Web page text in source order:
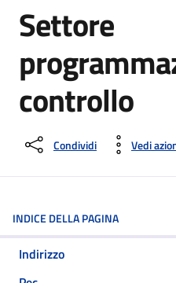
Settore
controllo
Condividi Vedi
INDICE DELLA PAGINA
Indirizzo